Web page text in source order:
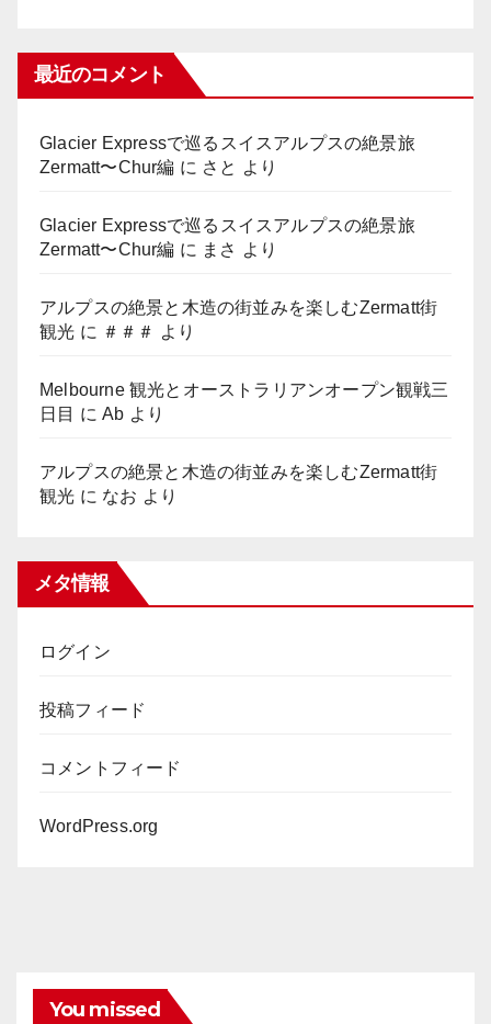
最近のコメント
Glacier Expressで巡るスイスアルプスの絶景旅
Zermatt〜Chur編 に さと より
Glacier Expressで巡るスイスアルプスの絶景旅
Zermatt〜Chur編 に まさ より
アルプスの絶景と木造の街並みを楽しむZermatt街
観光 に ＃＃＃ より
Melbourne 観光とオーストラリアンオープン観戦三
日目 にAb より
アルプスの絶景と木造の街並みを楽しむZermatt街
観光 に なお より
メタ情報
ログイン
投稿フィード
コメントフィード
WordPress.org
You missed